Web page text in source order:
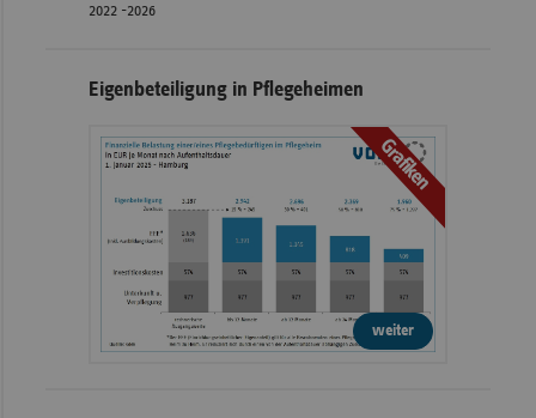
2022 -2026
Eigenbeteiligung in Pflegeheimen
Grafiken
weiter